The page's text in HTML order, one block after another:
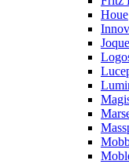
Houe